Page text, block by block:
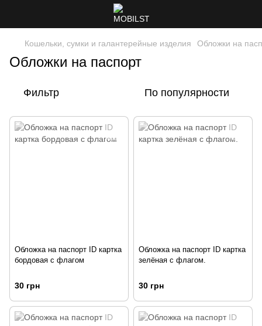
Кошельки, сумки и галантерейные изделия Обложки на
Обложки на паспорт
Фильтр По популярности
Обложка на паспорт ID картка
бордовая с флагом
30 грн
Обложка на паспорт ID картка
зелёная с флагом.
30 грн